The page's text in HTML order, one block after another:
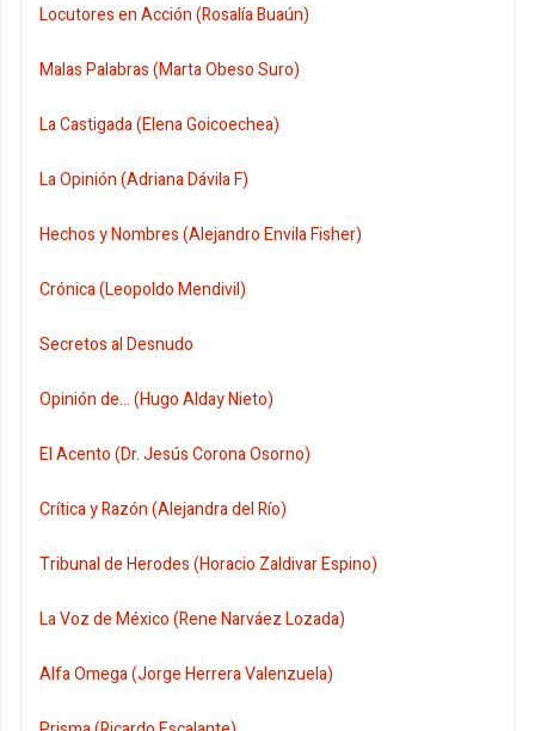
Locutores en Acción (Rosalía Buaún)
Malas Palabras (Marta Obeso Suro)
La Castigada (Elena Goicoechea)
La Opinión (Adriana Dávila F)
Hechos y Nombres (Alejandro Envila Fisher)
Crónica (Leopoldo Mendivil)
Secretos al Desnudo
Opinión de... (Hugo Alday Nieto)
El Acento (Dr. Jesús Corona Osorno)
Crítica y Razón (Alejandra del Río)
Tribunal de Herodes (Horacio Zaldivar Espino)
La Voz de México (Rene Narváez Lozada)
Alfa Omega (Jorge Herrera Valenzuela)